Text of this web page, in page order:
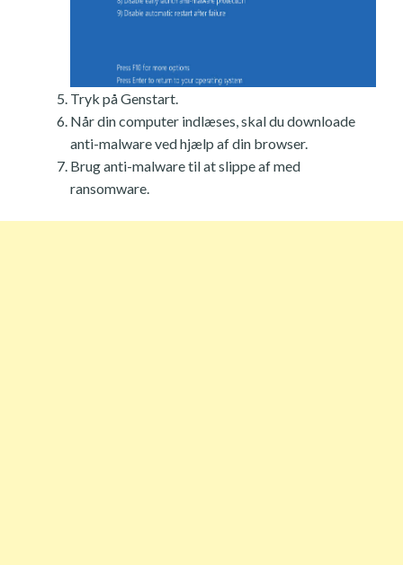
Tryk på Genstart.
Når din computer indlæses, skal du downloade
anti-malware ved hjælp af din browser.
Brug anti-malware til at slippe af med
ransomware.